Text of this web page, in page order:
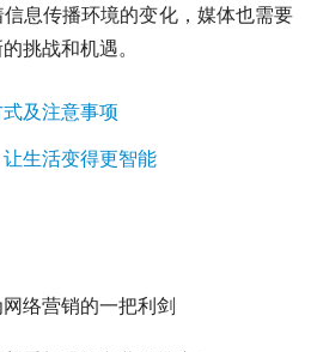
息传播环境的变化，媒体也需要
挑战和机遇。
及注意事项
生活变得更智能
络营销的一把利剑